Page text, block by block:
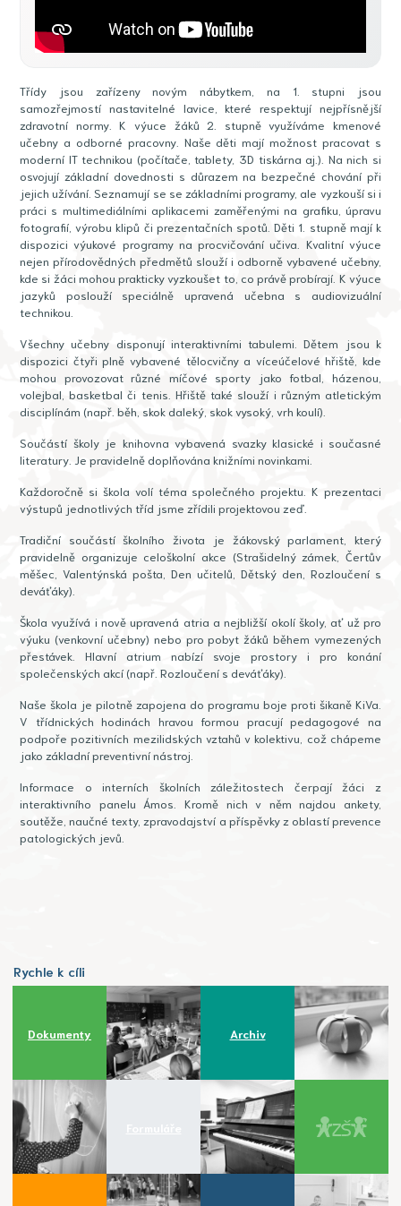
Třídy jsou zařízeny novým nábytkem, na 1. stupni jsou
samozřejmostí nastavitelné lavice, které respektují nejpřísnější
zdravotní normy. K výuce žáků 2. stupně využíváme kmenové
učebny a odborné pracovny. Naše děti mají možnost pracovat s
moderní IT technikou (počítače, tablety, 3D tiskárna aj.). Na nich si
osvojují základní dovednosti s důrazem na bezpečné chování při
jejich užívání. Seznamují se se základními programy, ale vyzkouší si i
práci s multimediálními aplikacemi zaměřenými na grafiku, úpravu
fotografií, výrobu klipů či prezentačních spotů. Děti 1. stupně mají k
dispozici výukové programy na procvičování učiva. Kvalitní výuce
nejen přírodovědných předmětů slouží i odborně vybavené učebny,
kde si žáci mohou prakticky vyzkoušet to, co právě probírají. K výuce
jazyků poslouží speciálně upravená učebna s audiovizuální
technikou.
Všechny učebny disponují interaktivními tabulemi. Dětem jsou k
dispozici čtyři plně vybavené tělocvičny a víceúčelové hřiště, kde
mohou provozovat různé míčové sporty jako fotbal, házenou,
volejbal, basketbal či tenis. Hřiště také slouží i různým atletickým
disciplínám (např. běh, skok daleký, skok vysoký, vrh koulí).
Součástí školy je knihovna vybavená svazky klasické i současné
literatury. Je pravidelně doplňována knižními novinkami.
Každoročně si škola volí téma společného projektu. K prezentaci
výstupů jednotlivých tříd jsme zřídili projektovou zeď.
Tradiční součástí školního života je žákovský parlament, který
pravidelně organizuje celoškolní akce (Strašidelný zámek, Čertův
měšec, Valentýnská pošta, Den učitelů, Dětský den, Rozloučení s
deváťáky).
Škola využívá i nově upravená atria a nejbližší okolí školy, ať už pro
výuku (venkovní učebny) nebo pro pobyt žáků během vymezených
přestávek. Hlavní atrium nabízí svoje prostory i pro konání
společenských akcí (např. Rozloučení s deváťáky).
Naše škola je pilotně zapojena do programu boje proti šikaně KiVa.
V třídnických hodinách hravou formou pracují pedagogové na
podpoře pozitivních mezilidských vztahů v kolektivu, což chápeme
jako základní preventivní nástroj.
Informace o interních školních záležitostech čerpají žáci z
interaktivního panelu Ámos. Kromě nich v něm najdou ankety,
soutěže, naučné texty, zpravodajství a příspěvky z oblastí prevence
patologických jevů.
Rychle k cíli
Dokumenty Archiv